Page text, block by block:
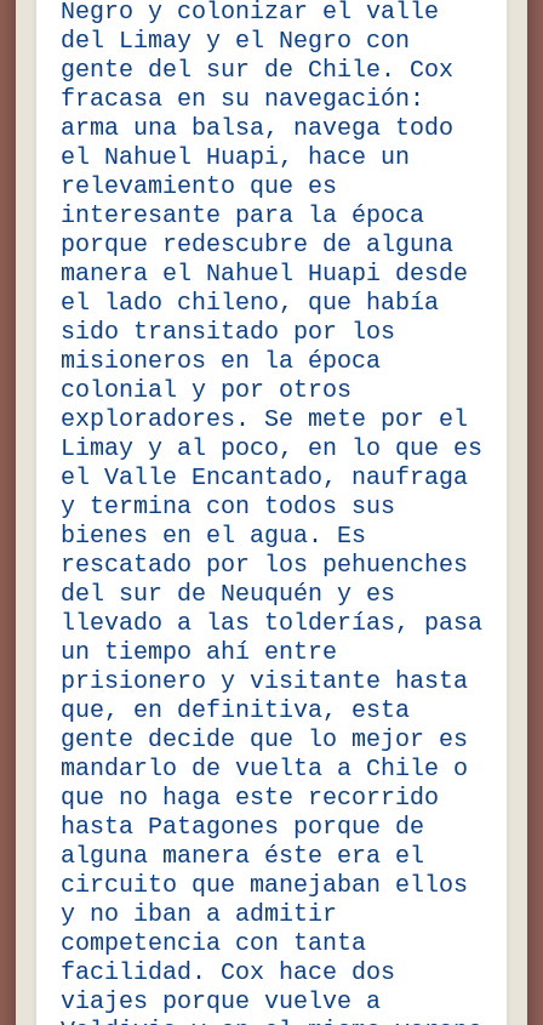
Negro y colonizar el valle
del Limay y el Negro con
gente del sur de Chile. Cox
fracasa en su navegación:
arma una balsa, navega todo
el Nahuel Huapi, hace un
relevamiento que es
interesante para la época
porque redescubre de alguna
manera el Nahuel Huapi desde
el lado chileno, que había
sido transitado por los
misioneros en la época
colonial y por otros
exploradores. Se mete por el
Limay y al poco, en lo que es
el Valle Encantado, naufraga
y termina con todos sus
bienes en el agua. Es
rescatado por los pehuenches
del sur de Neuquén y es
llevado a las tolderías, pasa
un tiempo ahí entre
prisionero y visitante hasta
que, en definitiva, esta
gente decide que lo mejor es
mandarlo de vuelta a Chile o
que no haga este recorrido
hasta Patagones porque de
alguna manera éste era el
circuito que manejaban ellos
y no iban a admitir
competencia con tanta
facilidad. Cox hace dos
viajes porque vuelve a